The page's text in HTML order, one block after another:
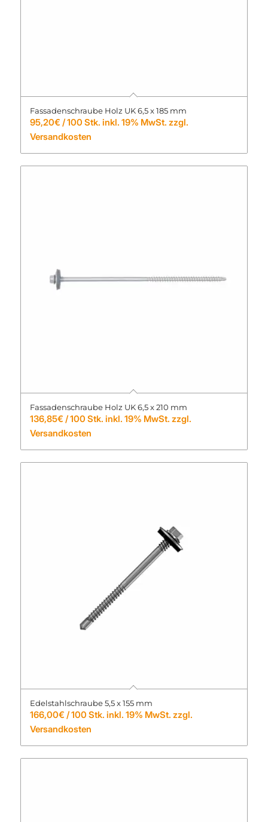
Fassadenschraube Holz UK 6,5 x 185 mm
95,20€ / 100 Stk. inkl. 19% MwSt. zzgl.
Versandkosten
Fassadenschraube Holz UK 6,5 x 210 mm
136,85€ / 100 Stk. inkl. 19% MwSt. zzgl.
Versandkosten
Edelstahlschraube 5,5 x 155 mm
166,00€ / 100 Stk. inkl. 19% MwSt. zzgl.
Versandkosten